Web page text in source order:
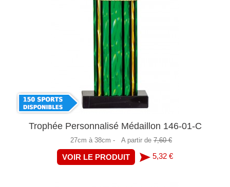
Trophée Personnalisé Médaillon 146-01-C
27cm à 38cm - A partir de 7,60 €
VOIR LE PRODUIT 5,32 €